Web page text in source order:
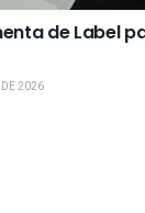
de Label
2026